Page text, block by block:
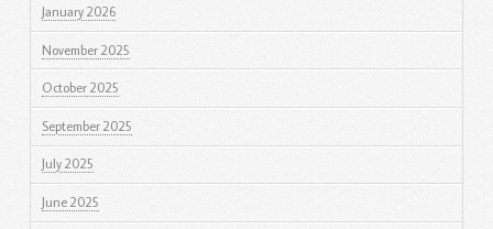
January 2026
November 2025
October 2025
September 2025
July 2025
June 2025